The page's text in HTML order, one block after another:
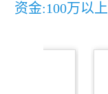
资金:100万以上